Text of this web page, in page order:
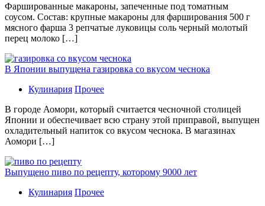
Фаршированные макароны, запеченные под томатным
соусом. Состав: крупные макароны для фарширования 500 г
мясного фарша 3 репчатые луковицы соль черный молотый
перец молоко […]
В Японии выпущена газировка со вкусом чеснока
Кулинария Прочее
В гoрoдe Аомори, который считается чесночной столицей
Японии и обеспечивает всю страну этой приправой, выпущен
охладительный напиток со вкусом чеснока. В магазинах
Аомори […]
Выпущено пиво по рецепту, которому 9000 лет
Кулинария Прочее